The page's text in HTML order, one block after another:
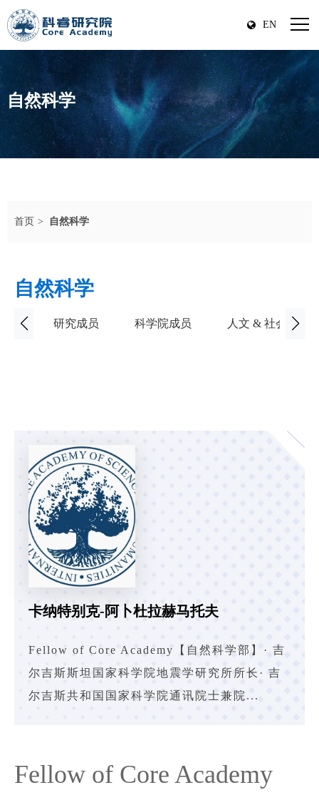
EN
自然科学
首页 自然科学
自然科学
研究成员 科学院成员 人文 & 社会科学
卡纳特别克-阿卜杜拉赫马托夫
Fellow of Core Academy【自然科学部】· 吉
尔吉斯斯坦国家科学院地震学研究所所长· 吉
尔吉斯共和国国家科学院通讯院士兼院...
Fellow of Core Academy